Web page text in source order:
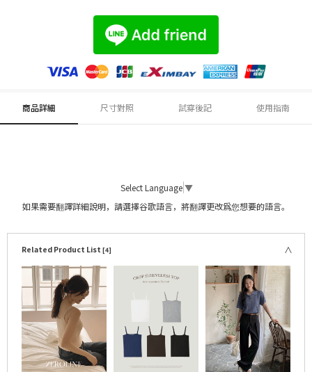
商品詳細 尺寸對照 試穿後記 使用指南
Select Language ▼
如果需要翻譯詳細說明，請選擇谷歌語言，將翻譯更改爲您想要的語言。
Related Product List [4]